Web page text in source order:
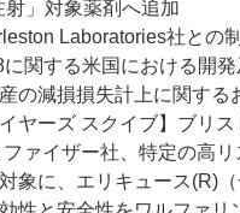
」対象薬剤へ追加
Laboratories社との
関する米国における開
の減損損失計上に関する
ヤーズ スクイブ】ブリ
ァイザー社、特定の高
象に、エリキュース(R)